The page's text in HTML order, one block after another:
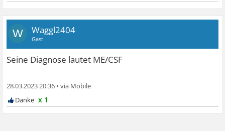
W Waggl2404
Gast
Seine Diagnose lautet ME/CSF
28.03.2023 20:36 •
x 1